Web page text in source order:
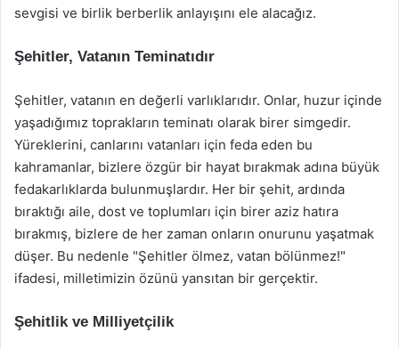
sevgisi ve birlik berberlik anlayışını ele alacağız.
Şehitler, Vatanın Teminatıdır
Şehitler, vatanın en değerli varlıklarıdır. Onlar, huzur içinde
yaşadığımız toprakların teminatı olarak birer simgedir.
Yüreklerini, canlarını vatanları için feda eden bu
kahramanlar, bizlere özgür bir hayat bırakmak adına büyük
fedakarlıklarda bulunmuşlardır. Her bir şehit, ardında
bıraktığı aile, dost ve toplumları için birer aziz hatıra
bırakmış, bizlere de her zaman onların onurunu yaşatmak
düşer. Bu nedenle "Şehitler ölmez, vatan bölünmez!"
ifadesi, milletimizin özünü yansıtan bir gerçektir.
Şehitlik ve Milliyetçilik